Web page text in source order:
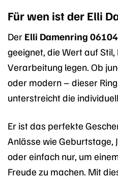
Für wen ist der Elli
Der Elli Damenring
geeignet, die Wert auf
Verarbeitung legen. Ob
oder modern – dieser
unterstreicht die
Er ist das perfekte
Anlässe wie Geburtstage,
oder einfach nur, um
Freude zu machen. Mit